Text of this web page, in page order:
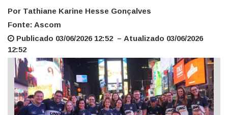
Por Tathiane Karine Hesse Gonçalves
Fonte: Ascom
Publicado 03/06/2026 12:52 – Atualizado 03/06/2026
12:52